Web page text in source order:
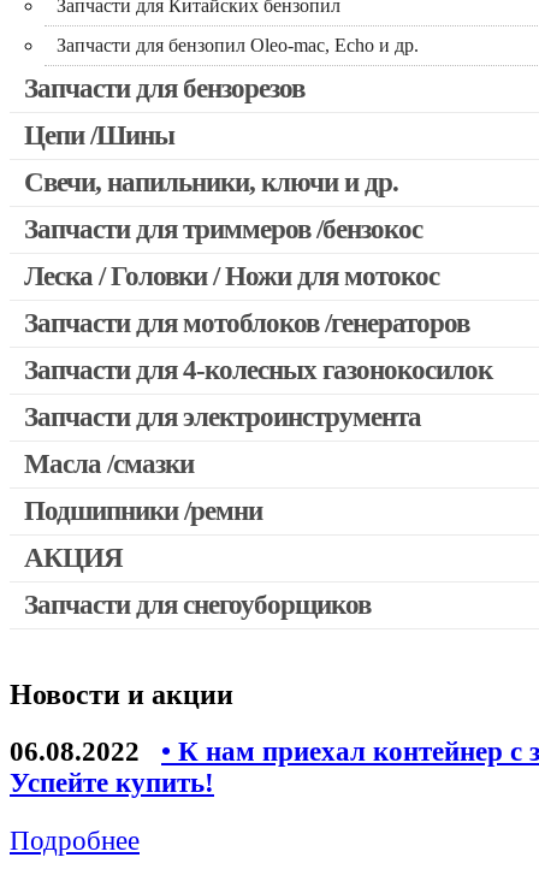
Запчасти для Китайских бензопил
Запчасти для бензопил Oleo-mac, Echo и др.
Запчасти для бензорезов
Цепи /Шины
Свечи, напильники, ключи и др.
Запчасти для триммеров /бензокос
Запчасти для Китайских триммеров
Запчасти для мотокос Stihl /Husqvarna /Oleo-mac /Echo и
Леска / Головки / Ножи для мотокос
Запчасти для мотоблоков /генераторов
Запчасти для 4-колесных газонокосилок
Запчасти для электроинструмента
Двигатели, редукторы для шуруповертов
Патроны для шуруповертов / перфораторов
Запчасти для перфораторов и отбойных молотков
Запчасти для УШМ (болгарок)
Конденсаторы
Якоря, статоры
Аккумуляторы, зарядные устройства
Ремни для электроинструмента
Масла /смазки
Подшипники /ремни
АКЦИЯ
Скидка 50%
Запчасти для снегоуборщиков
Новости и акции
06.08.2022
• К нам приехал контейнер с
Успейте купить!
Подробнее